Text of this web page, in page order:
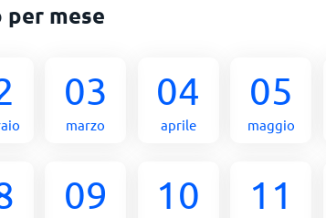
per mese
03
marzo
04
aprile
05
maggio
09 10 11